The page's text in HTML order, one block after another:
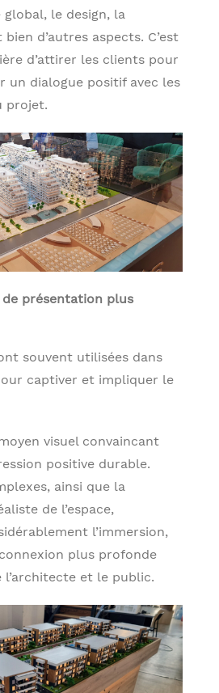
global, le design, la
d’autres aspects. C’est
d’attirer les clients pour
un dialogue positif avec les
projet.
présentation plus
souvent utilisées dans
captiver et impliquer le
visuel convaincant
positive durable.
ainsi que la
de l’espace,
l’immersion,
plus profonde
l’architecte et le public.